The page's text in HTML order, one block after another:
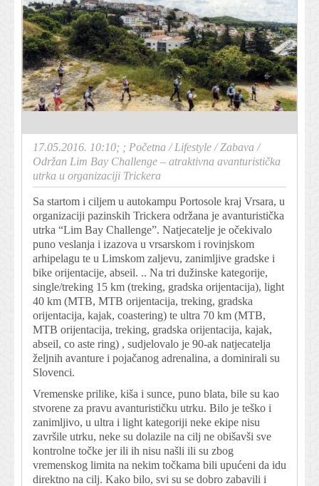
17.05.2016. 10:10; ; Početna /Lifestyle /Zabava /
Održan Lim Bay Challenge – atraktivna avanturistička
utrka u organizaciji Trickera
Sa startom i ciljem u autokampu Portosole kraj Vrsara, u
organizaciji pazinskih Trickera održana je avanturistička
utrka “Lim Bay Challenge”. Natjecatelje je očekivalo
puno veslanja i izazova u vrsarskom i rovinjskom
arhipelagu te u Limskom zaljevu, zanimljive gradske i
bike orijentacije, abseil. .. Na tri dužinske kategorije,
single/treking 15 km (treking, gradska orijentacija), light
40 km (MTB, MTB orijentacija, treking, gradska
orijentacija, kajak, coastering) te ultra 70 km (MTB,
MTB orijentacija, treking, gradska orijentacija, kajak,
abseil, co aste ring) , sudjelovalo je 90-ak natjecatelja
željnih avanture i pojačanog adrenalina, a dominirali su
Slovenci.
Vremenske prilike, kiša i sunce, puno blata, bile su kao
stvorene za pravu avanturističku utrku. Bilo je teško i
zanimljivo, u ultra i light kategoriji neke ekipe nisu
završile utrku, neke su dolazile na cilj ne obišavši sve
kontrolne točke jer ili ih nisu našli ili su zbog
vremenskog limita na nekim točkama bili upućeni da idu
direktno na cilj. Kako bilo, svi su se dobro zabavili i